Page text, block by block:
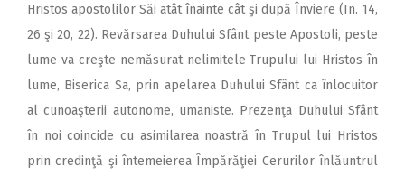
Hristos apostolilor Săi atât înainte cât şi după Înviere (In. 14,
26 şi 20, 22). Revărsarea Duhului Sfânt peste Apostoli, peste
lume va creşte nemăsurat nelimitele Trupului lui Hristos în
lume, Biserica Sa, prin apelarea Duhului Sfânt ca înlocuitor
al cunoaşterii autonome, umaniste. Prezenţa Duhului Sfânt
în noi coincide cu asimilarea noastră în Trupul lui Hristos
prin credinţă şi întemeierea Împărăţiei Cerurilor înlăuntrul